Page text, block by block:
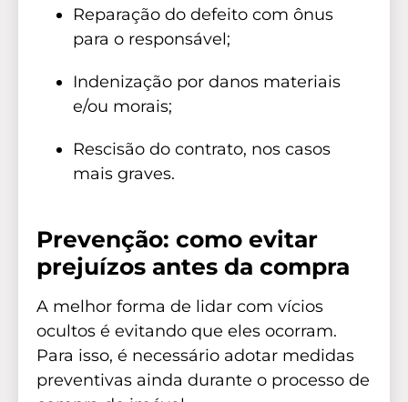
Reparação do defeito com ônus
para o responsável;
Indenização por danos materiais
e/ou morais;
Rescisão do contrato, nos casos
mais graves.
Prevenção: como evitar
prejuízos antes da compra
A melhor forma de lidar com vícios
ocultos é evitando que eles ocorram.
Para isso, é necessário adotar medidas
preventivas ainda durante o processo de